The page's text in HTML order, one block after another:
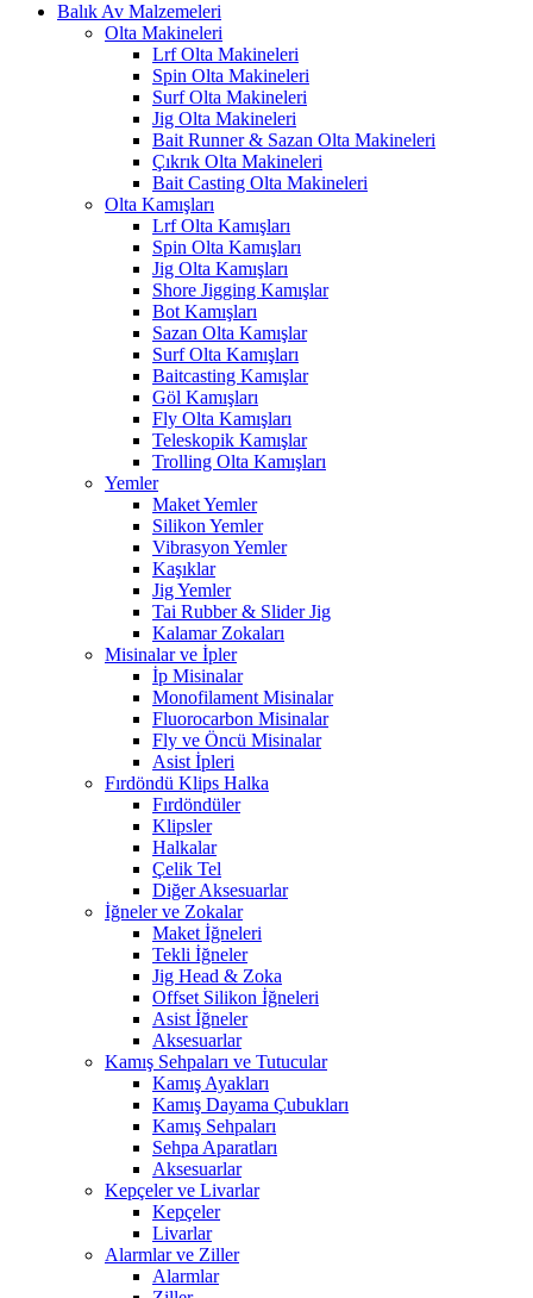
Balık Av Malzemeleri
Olta Makineleri
Lrf Olta Makineleri
Spin Olta Makineleri
Surf Olta Makineleri
Jig Olta Makineleri
Bait Runner & Sazan Olta Makineleri
Çıkrık Olta Makineleri
Bait Casting Olta Makineleri
Olta Kamışları
Lrf Olta Kamışları
Spin Olta Kamışları
Jig Olta Kamışları
Shore Jigging Kamışlar
Bot Kamışları
Sazan Olta Kamışlar
Surf Olta Kamışları
Baitcasting Kamışlar
Göl Kamışları
Fly Olta Kamışları
Teleskopik Kamışlar
Trolling Olta Kamışları
Yemler
Maket Yemler
Silikon Yemler
Vibrasyon Yemler
Kaşıklar
Jig Yemler
Tai Rubber & Slider Jig
Kalamar Zokaları
Misinalar ve İpler
İp Misinalar
Monofilament Misinalar
Fluorocarbon Misinalar
Fly ve Öncü Misinalar
Asist İpleri
Fırdöndü Klips Halka
Fırdöndüler
Klipsler
Halkalar
Çelik Tel
Diğer Aksesuarlar
İğneler ve Zokalar
Maket İğneleri
Tekli İğneler
Jig Head & Zoka
Offset Silikon İğneleri
Asist İğneler
Aksesuarlar
Kamış Sehpaları ve Tutucular
Kamış Ayakları
Kamış Dayama Çubukları
Kamış Sehpaları
Sehpa Aparatları
Aksesuarlar
Kepçeler ve Livarlar
Kepçeler
Livarlar
Alarmlar ve Ziller
Alarmlar